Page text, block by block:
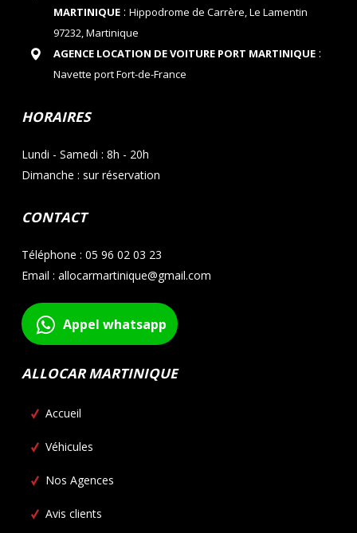
MARTINIQUE: Hippodrome de Carrère, Le Lamentin
97232, Martinique
AGENCE LOCATION DE VOITURE PORT MARTINIQUE:
Navette port Fort-de-France
HORAIRES
Lundi - Samedi : 8h - 20h
Dimanche : sur réservation
CONTACT
Téléphone : 05 96 02 03 23
Email : allocarmartinique@gmail.com
Appel whatsapp
ALLOCAR MARTINIQUE
Accueil
Véhicules
Nos Agences
Avis clients